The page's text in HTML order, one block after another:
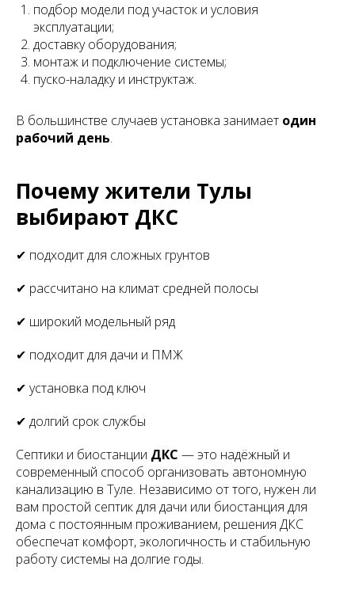
подбор модели под участок и условия
эксплуатации;
доставку оборудования;
монтаж и подключение системы;
пуско-наладку и инструктаж.
В большинстве случаев установка занимает один
рабочий день.
Почему жители Тулы
выбирают ДКС
✔ подходит для сложных грунтов
✔ рассчитано на климат средней полосы
✔ широкий модельный ряд
✔ подходит для дачи и ПМЖ
✔ установка под ключ
✔ долгий срок службы
Септики и биостанции ДКС — это надёжный и
современный способ организовать автономную
канализацию в Туле. Независимо от того, нужен ли
вам простой септик для дачи или биостанция для
дома с постоянным проживанием, решения ДКС
обеспечат комфорт, экологичность и стабильную
работу системы на долгие годы.